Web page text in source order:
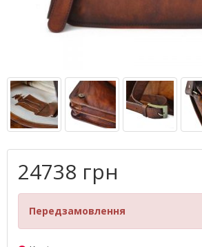
24738 грн
Передзамовлення